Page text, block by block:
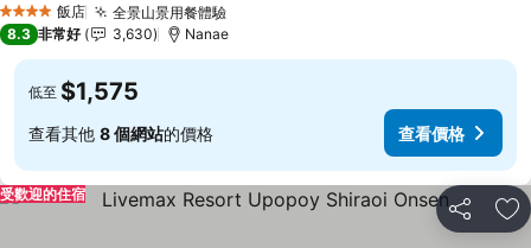
4 星級 飯店 全景山景用餐體驗查看價格
8.3 非常好 3,630 Nanae
低至 $1,575
查看其他 8 個網站的價格 查看價格
分享 加
受歡迎的住宿